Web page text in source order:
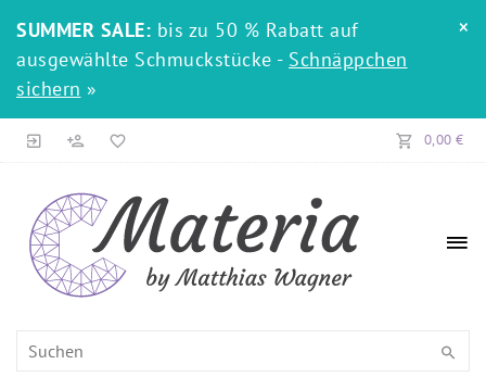
SUMMER SALE: bis zu 50 % Rabatt auf
ausgewählte Schmuckstücke - Schnäppchen
sichern »
×
0,00 €